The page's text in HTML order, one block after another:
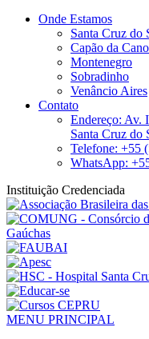
Onde Estamos
Santa Cruz do
Capão da
Montenegro
Sobradinho
Venâncio Aires
Contato
Endereço: Av.
Santa Cruz do
Telefone: +55
WhatsApp:
Instituição Credenciada
MENU PRINCIPAL